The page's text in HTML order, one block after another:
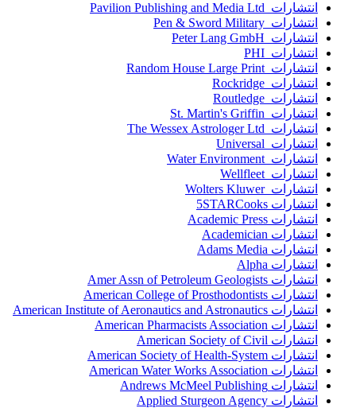
انتشارات Pavilion Publishing and Media Ltd
انتشارات Pen & Sword Military
انتشارات Peter Lang GmbH
انتشارات PHI
انتشارات Random House Large Print
انتشارات Rockridge
انتشارات Routledge
انتشارات St. Martin's Griffin
انتشارات The Wessex Astrologer Ltd
انتشارات Universal
انتشارات Water Environment
انتشارات Wellfleet
انتشارات Wolters Kluwer
انتشارات 5STARCooks
انتشارات Academic Press
انتشارات Academician
انتشارات Adams Media
انتشارات Alpha
انتشارات Amer Assn of Petroleum Geologists
انتشارات American College of Prosthodontists
انتشارات American Institute of Aeronautics and Astronautics
انتشارات American Pharmacists Association
انتشارات American Society of Civil
انتشارات American Society of Health-System
انتشارات American Water Works Association
انتشارات Andrews McMeel Publishing
انتشارات Applied Sturgeon Agency